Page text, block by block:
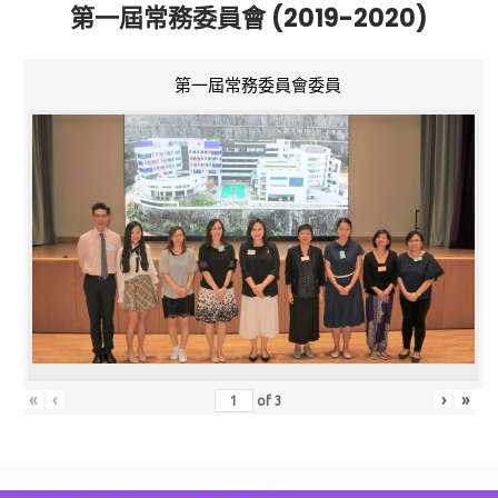
第一屆常務委員會 (2019-2020)
第一屆常務委員會委員
« ‹ of3 › »